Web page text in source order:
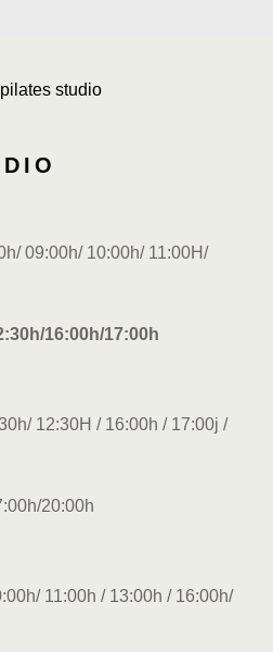
09:00h/ 10:00h/ 11:00H/
16:00h/17:00h
12:30H / 16:00h / 17:00j /
20:00h
11:00h / 13:00h / 16:00h/